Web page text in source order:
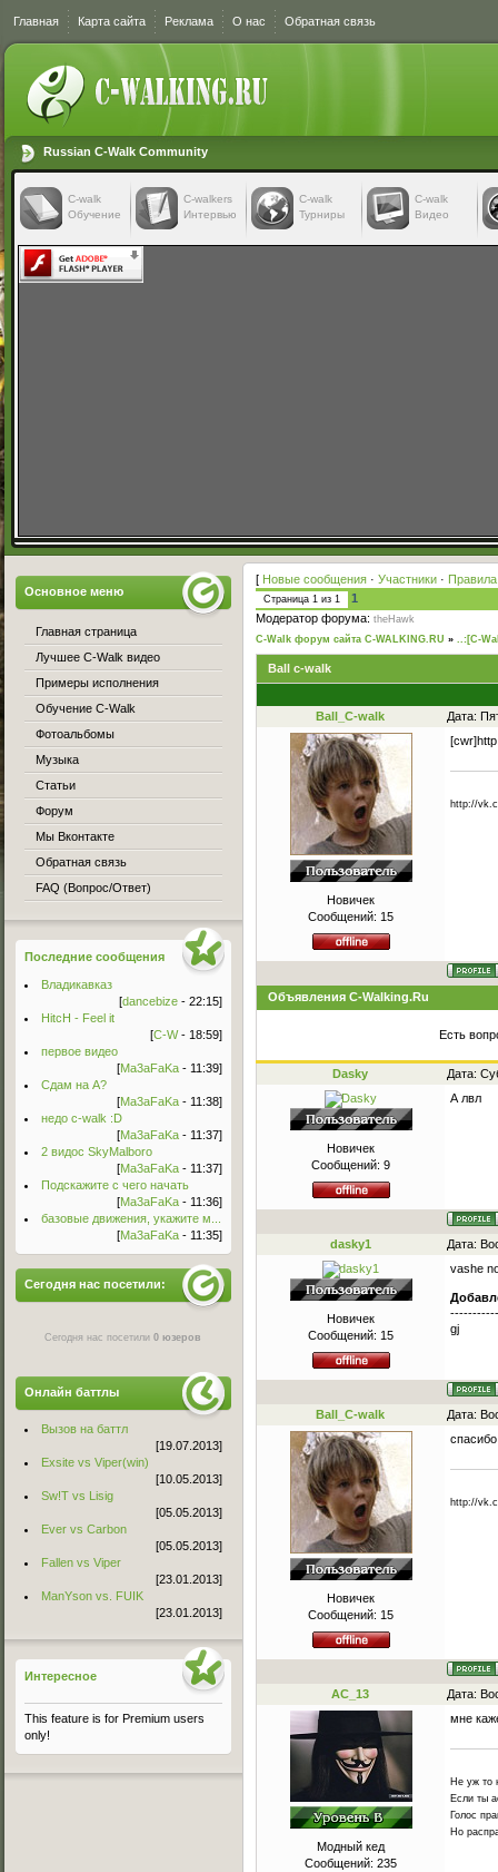
Главная Карта сайта Реклама О нас Обратная связь
Russian C-Walk Community
C-walk
Обучение
C-walkers
Интервью
С-walk
Турниры
С-walk
Видео
[ Новые сообщения · Участники ·
Страница 1 из 1
1
Модератор форума: theHawk
C-Walk форум сайта C-WALKING.RU » ..:[C-
Ball c-walk
Ball_C-walk Дата:
Новичек
Сообщений: 15
http://
Объявления C-Walking.Ru
Есть
Dasky Дата:
Новичек
Сообщений: 9
А лвл
dasky1 Дата:
Новичек
Сообщений: 15
vashe
gj
Ball_C-walk Дата:
Новичек
Сообщений: 15
http://
AC_13 Дата:
Модный кед
Сообщений: 235
мне
Не уж то
Если ты
Голос
Но
Основное меню
Главная страница
Лучшее C-Walk видео
Примеры исполнения
Обучение C-Walk
Фотоальбомы
Музыка
Статьи
Форум
Мы Вконтакте
Обратная связь
FAQ (Вопрос/Ответ)
Последние сообщения
Владикавказ
[dancebize - 22:15]
HitcH - Feel it
[C-W- 18:59]
первое видео
[Ma3aFaKa - 11:39]
Сдам на А?
[Ma3aFaKa - 11:38]
недо c-walk :D
[Ma3aFaKa - 11:37]
2 видос SkyMalboro
[Ma3aFaKa - 11:37]
Подскажите с чего начать
[Ma3aFaKa - 11:36]
базовые движения, укажите м...
[Ma3aFaKa - 11:35]
Сегодня нас посетили:
Сегодня нас посетили0 юзеров
Онлайн баттлы
Вызов на баттл
[19.07.2013]
Exsite vs Viper(win)
[10.05.2013]
Sw!T vs Lisig
[05.05.2013]
Ever vs Carbon
[05.05.2013]
Fallen vs Viper
[23.01.2013]
ManYson vs. FUIK
[23.01.2013]
Интересное
This feature is for Premium users
only!